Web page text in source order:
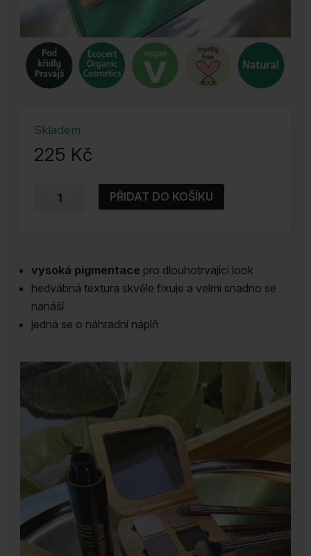
Skladem
225 Kč
Oční
náhradní
náplň
množství
PŘIDAT DO KOŠÍKU
vysoká pigmentace pro dlouhotrvající look
hedvábná textura skvěle fixuje a velmi snadno se
nanáší
jedná se o náhradní náplň